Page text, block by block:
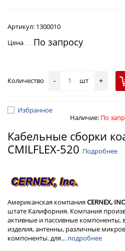
Артикул: 1300010
Цена
По запросу
Количество - шт +
Избранное
Наличие: По
Кабельные сборки
CMILFLEX-520 Подробнее
Американская компанияCERNEX,
штате Калифорния. Компания
активные и пассивные компоненты,
изделия, антенны, различные
компоненты. для… подробнее